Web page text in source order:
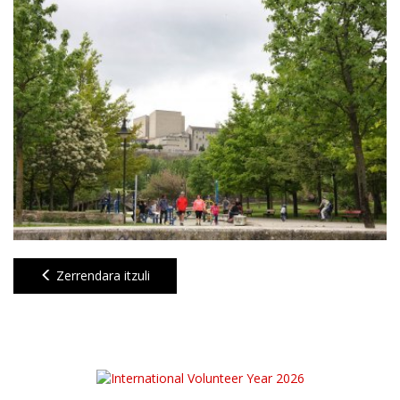
Zerrendara itzuli